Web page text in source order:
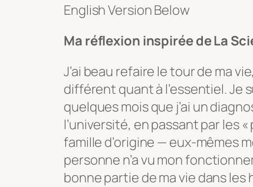
English Version Below
Ma réflexion inspirée de La
J’ai beau refaire le tour de ma
différent quant à l’essentiel. Je
quelques mois que j’ai un
l’université, en passant par les
famille d’origine — eux-mêmes
personne n’a vu mon
bonne partie de ma vie dans les